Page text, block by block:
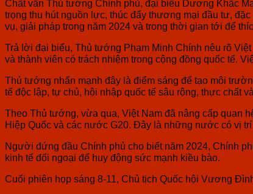
Chất vấn Thủ tướng Chính phủ, đại biểu Dương Khắc
trọng thu hút nguồn lực, thúc đẩy thương mại đầu tư,
vụ, giải pháp trong năm 2024 và trong thời gian tới để
Trả lời đại biểu, Thủ tướng Phạm Minh Chính nêu rõ
và thành viên có trách nhiệm trong cộng đồng quốc tế.
Thủ tướng nhấn mạnh đây là điểm sáng để tạo môi
tế độc lập, tự chủ, hội nhập quốc tế sâu rộng, thực chất
Theo Thủ tướng, vừa qua, Việt Nam đã nâng cấp quan
Hiệp Quốc và các nước G20. Đây là những nước có vị
Người đứng đầu Chính phủ cho biết năm 2024, Chính
kinh tế đối ngoại để huy động sức mạnh kiều bào.
Cuối phiên họp sáng 8-11, Chủ tịch Quốc hội Vương